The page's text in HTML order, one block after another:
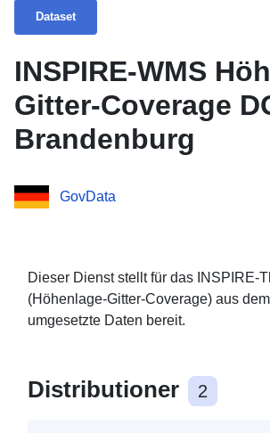
Dataset
INSPIRE-WMS
Gitter-Coverage
Brandenburg
GovData
Dieser Dienst stellt für das INSPIRE-
(Höhenlage-Gitter-Coverage) aus
umgesetzte Daten bereit.
Distributioner 2